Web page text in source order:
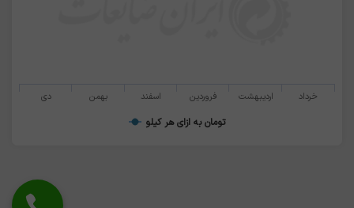
تومان به ازای هر کیلو
دی بهمن اسفند فروردین اردیبهشت خرداد